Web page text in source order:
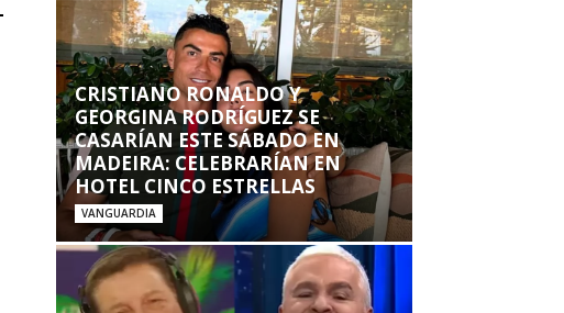
CRISTIANO RONALDO Y
GEORGINA RODRÍGUEZ SE
CASARÍAN ESTE SÁBADO EN
MADEIRA: CELEBRARÍAN EN
HOTEL CINCO ESTRELLAS
VANGUARDIA